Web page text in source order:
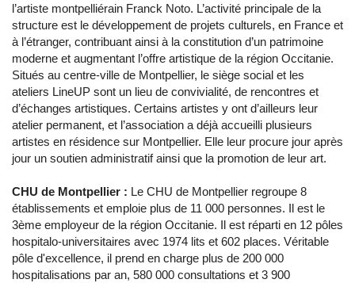
l’artiste montpelliérain Franck Noto. L’activité principale de la
structure est le développement de projets culturels, en France et
à l’étranger, contribuant ainsi à la constitution d’un patrimoine
moderne et augmentant l’offre artistique de la région Occitanie.
Situés au centre-ville de Montpellier, le siège social et les
ateliers LineUP sont un lieu de convivialité, de rencontres et
d’échanges artistiques. Certains artistes y ont d’ailleurs leur
atelier permanent, et l’association a déjà accueilli plusieurs
artistes en résidence sur Montpellier. Elle leur procure jour après
jour un soutien administratif ainsi que la promotion de leur art.
CHU de Montpellier : Le CHU de Montpellier regroupe 8
établissements et emploie plus de 11 000 personnes. Il est le
3ème employeur de la région Occitanie. Il est réparti en 12 pôles
hospitalo-universitaires avec 1974 lits et 602 places. Véritable
pôle d'excellence, il prend en charge plus de 200 000
hospitalisations par an, 580 000 consultations et 3 900